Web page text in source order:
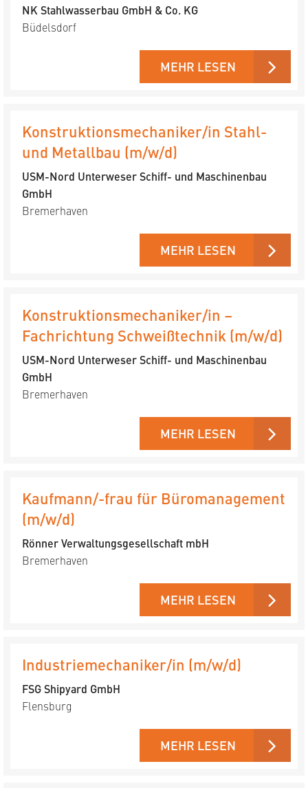
NK Stahlwasserbau GmbH & Co. KG
Büdelsdorf
MEHR LESEN
Konstruktionsmechaniker/in Stahl-
und Metallbau (m/w/d)
USM-Nord Unterweser Schiff- und Maschinenbau
GmbH
Bremerhaven
MEHR LESEN
Konstruktionsmechaniker/in –
Fachrichtung Schweißtechnik (m/w/d)
USM-Nord Unterweser Schiff- und Maschinenbau
GmbH
Bremerhaven
MEHR LESEN
Kaufmann/-frau für Büromanagement
(m/w/d)
Rönner Verwaltungsgesellschaft mbH
Bremerhaven
MEHR LESEN
Industriemechaniker/in (m/w/d)
FSG Shipyard GmbH
Flensburg
MEHR LESEN